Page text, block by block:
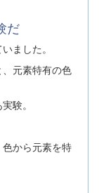
だ
ました。
元素特有の色
験。
色から元素を特